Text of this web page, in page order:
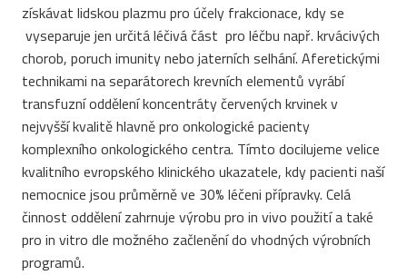
získávat lidskou plazmu pro účely frakcionace, kdy se
vyseparuje jen určitá léčivá část pro léčbu např. krvácivých
chorob, poruch imunity nebo jaterních selhání. Aferetickými
technikami na separátorech krevních elementů vyrábí
transfuzní oddělení koncentráty červených krvinek v
nejvyšší kvalitě hlavně pro onkologické pacienty
komplexního onkologického centra. Tímto docilujeme velice
kvalitního evropského klinického ukazatele, kdy pacienti naší
nemocnice jsou průměrně ve 30% léčeni přípravky. Celá
činnost oddělení zahrnuje výrobu pro in vivo použití a také
pro in vitro dle možného začlenění do vhodných výrobních
programů.